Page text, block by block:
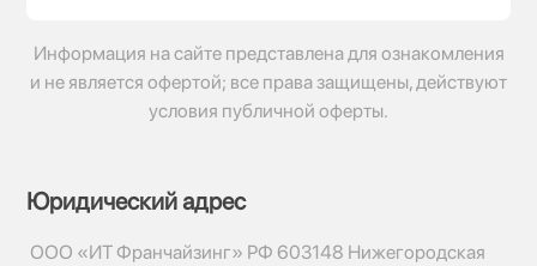
Информация на сайте представлена для ознакомления
и не является офертой; все права защищены, действуют
условия публичной оферты.
Юридический адрес
ООО «ИТ Франчайзинг» РФ 603148 Нижегородская